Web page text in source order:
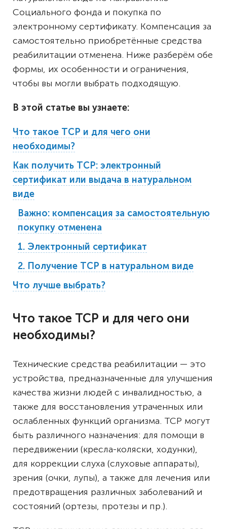
Социального фонда и покупка по
электронному сертификату. Компенсация за
самостоятельно приобретённые средства
реабилитации отменена. Ниже разберём обе
формы, их особенности и ограничения,
чтобы вы могли выбрать подходящую.
В этой статье вы узнаете:
Что такое ТСР и для чего они
необходимы?
Как получить ТСР: электронный
сертификат или выдача в натуральном
виде
Важно: компенсация за самостоятельную
покупку отменена
1. Электронный сертификат
2. Получение ТСР в натуральном виде
Что лучше выбрать?
Что такое ТСР и для чего они
необходимы?
Технические средства реабилитации — это
устройства, предназначенные для улучшения
качества жизни людей с инвалидностью, а
также для восстановления утраченных или
ослабленных функций организма. ТСР могут
быть различного назначения: для помощи в
передвижении (кресла-коляски, ходунки),
для коррекции слуха (слуховые аппараты),
зрения (очки, лупы), а также для лечения или
предотвращения различных заболеваний и
состояний (ортезы, протезы и пр.).